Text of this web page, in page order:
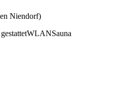
Niendorf)
WLANSauna